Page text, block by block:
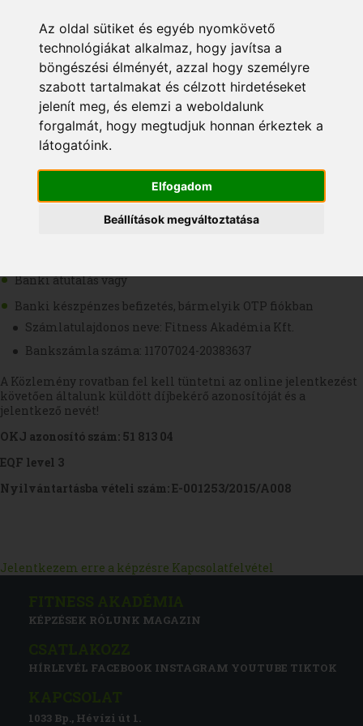
Az oldal sütiket és egyéb nyomkövető
technológiákat alkalmaz, hogy javítsa a
böngészési élményét, azzal hogy személyre
szabott tartalmakat és célzott hirdetéseket
jelenít meg, és elemzi a weboldalunk
forgalmát, hogy megtudjuk honnan érkeztek a
látogatóink.
Elfogadom
Beállítások megváltoztatása
Részletfizetés:
A fenti összegek visszafizetésére csak abban az esetben van mód, ha
az adott képzés kellő számú jelentkező hiányában nem indul! Ebben
az esetben a befizetett összeget a tervezett kezdési időpontot követő 2
héten belül visszaküldjük.
Egyéb költségek
Vizsgadíj: 49.000 Ft (vizsgára történő jelentkezéskor fizetendő)
további kedvezmények
Banki átutalás vagy
Banki készpénzes befizetés, bármelyik OTP fiókban
Számlatulajdonos neve: Fitness Akadémia Kft.
Bankszámla száma: 11707024-20383637
A Közlemény rovatban fel kell tüntetni az online jelentkezést
követően általunk küldött díjbekérő azonosítóját és a
jelentkező nevét!
OKJ azonosító szám: 51 813 04
EQF level 3
Nyilvántartásba vételi szám:E-001253/2015/A008
Jelentkezem erre a képzésre Kapcsolatfelvétel
KÉPZÉSEK RÓLUNK MAGAZIN
HÍRLEVÉL FACEBOOK INSTAGRAM YOUTUBE TIKTOK
1033 Bp., Hévízi út 1.